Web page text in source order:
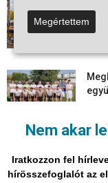
Nem akar
Iratkozzon fel
hírösszefoglalót az2026-
Megértettem